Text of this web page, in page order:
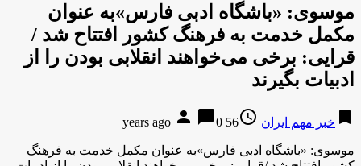
موسوی: «‌باشگاه ادبی فارس»به عنوان
مکمل خدمت به فرهنگ کشور افتتاح شد /
قرایی: برخی می‌خواهند انقلابی بودن را از
ادبیات بگیرند
bookmark خبر مهم ایران access_time
56 years ago
person chat_bubble0
موسوی: «‌باشگاه ادبی فارس»به عنوان مکمل خدمت به فرهنگ